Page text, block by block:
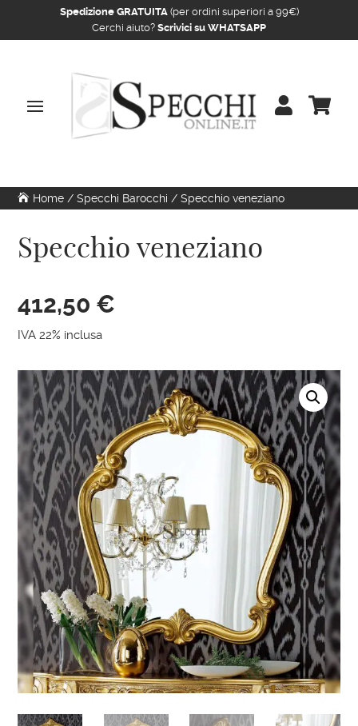
Spedizione GRATUITA(per ordini superiori a 99€)
Cerchi aiuto? Scrivici su WHATSAPP
 
Home /Specchi Barocchi / Specchio veneziano
Specchio veneziano
412,50 €
IVA 22% inclusa